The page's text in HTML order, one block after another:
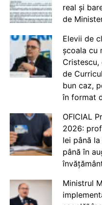
real și
de
Elevii de
școala cu
de
bun caz,
în format
OFICIAL
2026:
lei până
până în
Ministrul